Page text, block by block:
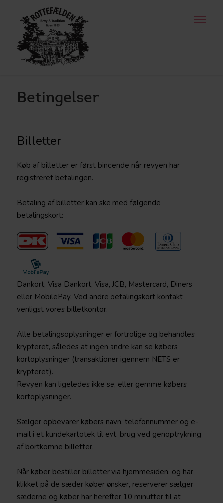
-
-
Betingelser
Billetter
Køb af billetter er først bindende når revyen har
registreret betalingen.
Betaling af billetter kan ske med følgende
betalingskort:
Dankort, Visa Dankort, Visa, JCB, Mastercard, Diners
eller MobilePay. Ved andre betalingskort kontakt
venligst vores billetkontor.
Alle betalingsoplysninger er fortrolige og behandles
krypteret, således at ingen andre kan se købers
kortoplysninger (transaktioner igennem NETS er
krypteret).
Revyen kan ligeledes ikke se, eller gemme købers
kortoplysninger.
Sælger opbevarer købers navn, telefonnummer og e-
mail i et kundekartotek til evt. brug ved genoptrykning
af bortkomne billetter.
Når køber bestiller billetter via hjemmesiden, og har
klikket på de sæder køber ønsker, reserverer sælger
sæderne og køber har herefter 10 minutter til at